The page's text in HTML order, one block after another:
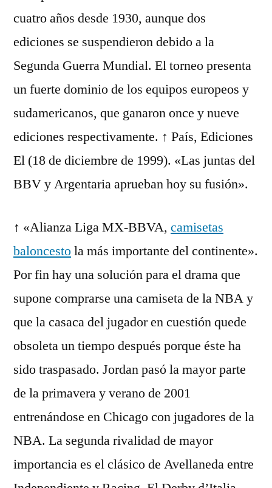
cuatro años desde 1930, aunque dos
ediciones se suspendieron debido a la
Segunda Guerra Mundial. El torneo presenta
un fuerte dominio de los equipos europeos y
sudamericanos, que ganaron once y nueve
ediciones respectivamente. ↑ País, Ediciones
El (18 de diciembre de 1999). «Las juntas del
BBV y Argentaria aprueban hoy su fusión».
↑ «Alianza Liga MX-BBVA, camisetas
baloncestola más importante del continente».
Por fin hay una solución para el drama que
supone comprarse una camiseta de la NBA y
que la casaca del jugador en cuestión quede
obsoleta un tiempo después porque éste ha
sido traspasado. Jordan pasó la mayor parte
de la primavera y verano de 2001
entrenándose en Chicago con jugadores de la
NBA. La segunda rivalidad de mayor
importancia es el clásico de Avellaneda entre